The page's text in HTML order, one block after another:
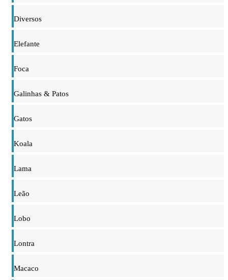
Diversos
Elefante
Foca
Galinhas & Patos
Gatos
Koala
Lama
Leão
Lobo
Lontra
Macaco